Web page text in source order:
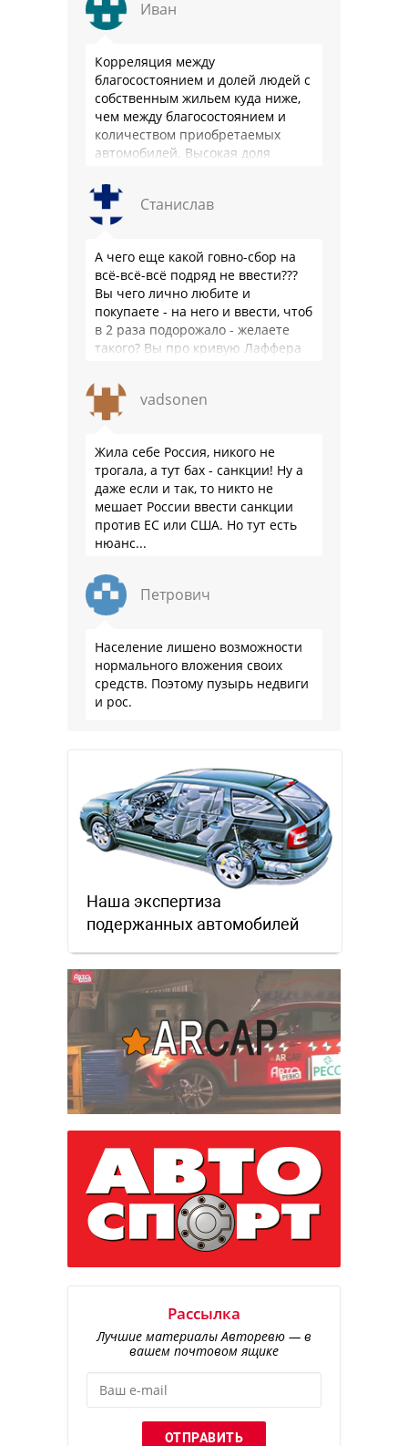
Иван
Корреляция между
благосостоянием и долей людей с
собственным жильем куда ниже,
чем между благосостоянием и
количеством приобретаемых
автомобилей. Высокая доля
приоритетов из-за высокого
уровня жизни, …
Станислав
А чего еще какой говно-сбор на
всё-всё-всё подряд не ввести???
Вы чего лично любите и
покупаете - на него и ввести, чтоб
в 2 раза подорожало - желаете
такого? Вы про кривую Лаффера
vadsonen
Жила себе Россия, никого не
трогала, а тут бах - санкции! Ну а
даже если и так, то никто не
мешает России ввести санкции
против ЕС или США. Но тут есть
нюанс...
Петрович
Население лишено возможности
нормального вложения своих
средств. Поэтому пузырь недвиги
и рос.
Наша экспертиза
подержанных автомобилей
Рассылка
Лучшие материалы Авторевю — в
вашем почтовом ящике